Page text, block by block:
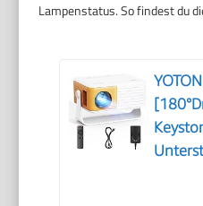
Lampenstatus. So findest du